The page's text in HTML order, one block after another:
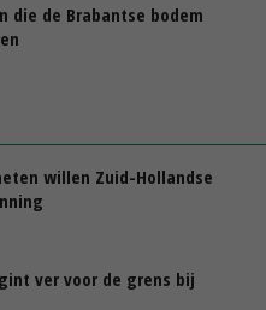
die de Brabantse bodem
willen Zuid-Hollandse
ver voor de grens bij